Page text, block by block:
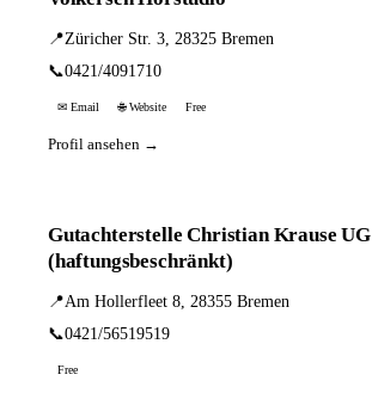
📍Züricher Str. 3, 28325 Bremen
📞0421/4091710
✉ Email 🌐 Website Free
Profil ansehen →
Gutachterstelle Christian Krause UG
(haftungsbeschränkt)
📍Am Hollerfleet 8, 28355 Bremen
📞0421/56519519
Free